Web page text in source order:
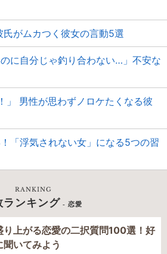
がムカつく彼女の言動5選
のに自分じゃ釣り合わない…」不安な
」 男性が思わずノロケたくなる彼
「浮気されない女」になる5つの習
RANKING
ランキング - 恋愛
り上がる恋愛の二択質問100選！好
聞いてみよう